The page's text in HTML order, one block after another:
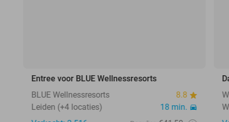
Entree voor BLUE Wellnessresorts
BLUE Wellnessresorts
8.8
Leiden (+4 locaties)
18 min.